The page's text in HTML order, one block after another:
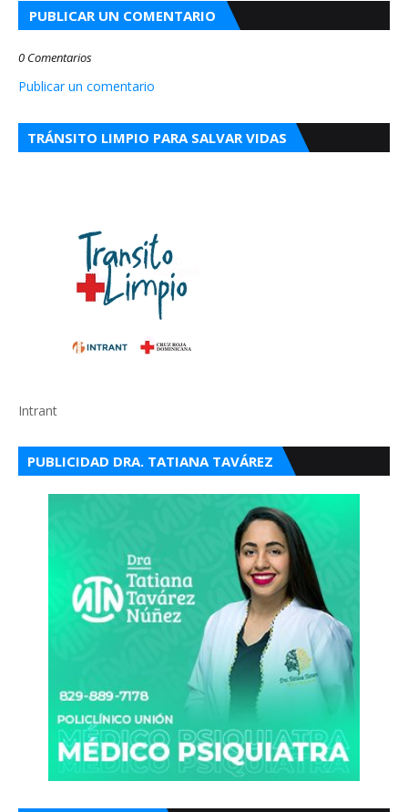
PUBLICAR UN COMENTARIO
0 Comentarios
Publicar un comentario
TRÁNSITO LIMPIO PARA SALVAR VIDAS
Intrant
PUBLICIDAD DRA. TATIANA TAVÁREZ